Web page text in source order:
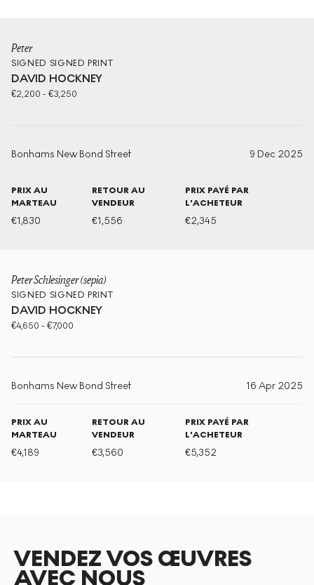
Peter
SIGNED SIGNED PRINT
DAVID HOCKNEY
€2,200 -€3,250
Bonhams New Bond Street 9 Dec 2025
PRIX AU
MARTEAU
€1,830
RETOUR AU
VENDEUR
€1,556
PRIX PAYÉ PAR
L'ACHETEUR
€2,345
Peter Schlesinger (sepia)
SIGNED SIGNED PRINT
DAVID HOCKNEY
€4,650 -€7,000
Bonhams New Bond Street 16 Apr 2025
PRIX AU
MARTEAU
€4,189
RETOUR AU
VENDEUR
€3,560
PRIX PAYÉ PAR
L'ACHETEUR
€5,352
VENDEZ VOS ŒUVRES
AVEC NOUS